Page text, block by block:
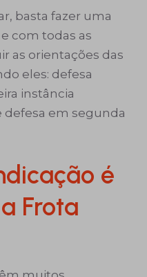
basta fazer uma
com todas as
as orientações das
eles: defesa
instância
defesa em segunda
é
Frota